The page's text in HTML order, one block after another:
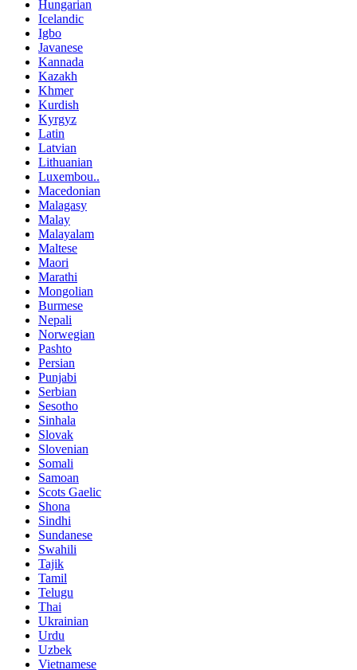
Hungarian
Icelandic
Igbo
Javanese
Kannada
Kazakh
Khmer
Kurdish
Kyrgyz
Latin
Latvian
Lithuanian
Luxembou..
Macedonian
Malagasy
Malay
Malayalam
Maltese
Maori
Marathi
Mongolian
Burmese
Nepali
Norwegian
Pashto
Persian
Punjabi
Serbian
Sesotho
Sinhala
Slovak
Slovenian
Somali
Samoan
Scots Gaelic
Shona
Sindhi
Sundanese
Swahili
Tajik
Tamil
Telugu
Thai
Ukrainian
Urdu
Uzbek
Vietnamese